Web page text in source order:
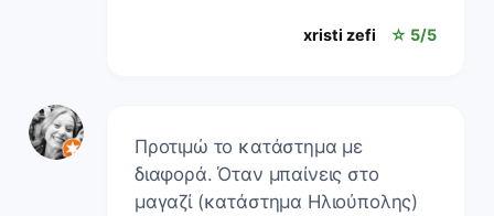
xristi zefi ☆ 5/5
Προτιμώ το κατάστημα με
διαφορά. Όταν μπαίνεις στο
μαγαζί (κατάστημα Ηλιούπολης)